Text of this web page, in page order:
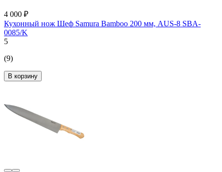
4 000 ₽
Кухонный нож Шеф Samura Bamboo 200 мм, AUS-8 SBA-
0085/K
5
(9)
В корзину